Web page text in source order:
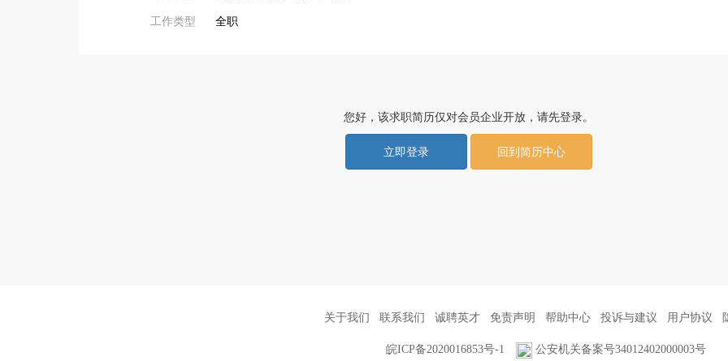
工作类型 全职
您好，该求职简历仅对会员企业开放，请先登录。
立即登录 回到简历中心
关于我们 联系我们 诚聘英才 免责声明 帮助中心 投诉与建议 用户协议
皖ICP备2020016853号-1 公安机关备案号34012402000003号